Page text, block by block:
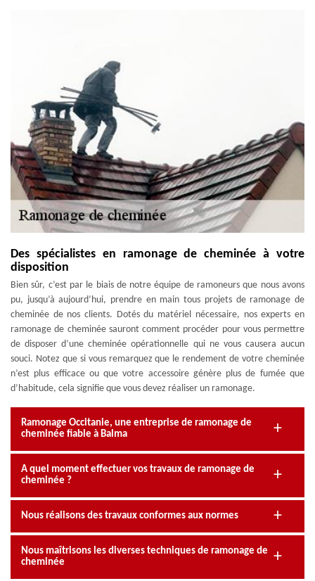
Des spécialistes en ramonage de cheminée à votre
disposition
Bien sûr, c’est par le biais de notre équipe de ramoneurs que nous avons
pu, jusqu’à aujourd’hui, prendre en main tous projets de ramonage de
cheminée de nos clients. Dotés du matériel nécessaire, nos experts en
ramonage de cheminée sauront comment procéder pour vous permettre
de disposer d’une cheminée opérationnelle qui ne vous causera aucun
souci. Notez que si vous remarquez que le rendement de votre cheminée
n’est plus efficace ou que votre accessoire génère plus de fumée que
d’habitude, cela signifie que vous devez réaliser un ramonage.
Ramonage Occitanie, une entreprise de ramonage de
cheminée fiable à Balma
A quel moment effectuer vos travaux de ramonage de
cheminée ?
Nous réalisons des travaux conformes aux normes
Nous maîtrisons les diverses techniques de ramonage de
cheminée